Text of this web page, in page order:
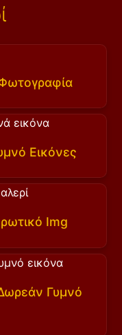
Εικόνες
Img
Γυμνό